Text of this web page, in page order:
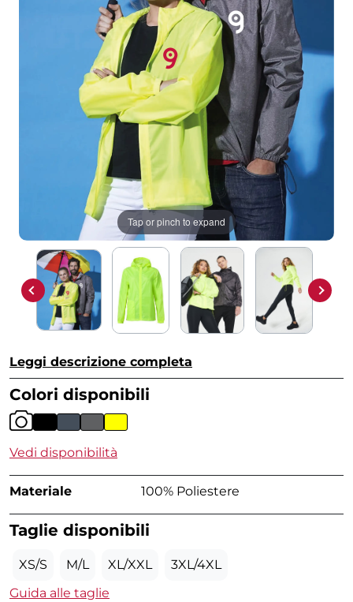
Tap or pinch to expand
Leggi descrizione completa
Colori disponibili
Vedi disponibilità
Materiale 100% Poliestere
Taglie disponibili
XS/S M/L XL/XXL
3XL/4XL
Guida alle taglie